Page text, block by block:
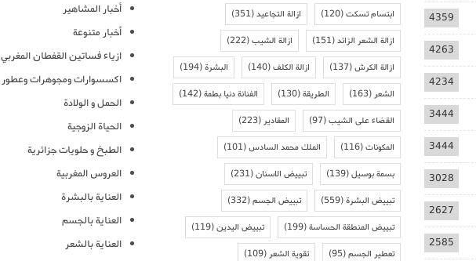
4359
4263
4234
3444
3444
3028
2627
2585
ابتسام تسكت(120) ازالة التجاعيد(351)
ازالة الشعر الزائد(151) ازالة الشيب(222)
ازالة الكرش(137) ازالة الكلف(140) البشرة(194)
الشعر(163) الطريقة(130) الفنانة دنيا بطمة(142)
القضاء على الشيب(97) المقادير(223)
المكونات(116) الملك محمد السادس(101)
بسمة بوسيل(139) تبييض الاسنان(231)
تبييض البشرة(559) تبييض الجسم(332)
تبييض المنطقة الحساسة(199) تبييض اليدين(119)
تعطير الجسم(95) تقوية الشعر(109)
أخبار المشاهير
أخبار متنوعة
ازياء فساتين القفطان المغربي
اكسسوارات ومجوهرات وعطور
الحمل و الولادة
الحياة الزوجية
الطبخ و حلويات جزائرية
العروس المغربية
العناية بالبشرة
العناية بالجسم
العناية بالشعر